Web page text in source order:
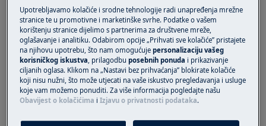
papirnatim ručnicima.
5. Vratite rešetku na kućište.
Upotrebljavamo kolačiće i srodne tehnologije radi unapređenja mrežne
stranice te u promotivne i marketinške svrhe. Podatke o vašem
korištenju stranice dijelimo s partnerima za društvene mreže,
oglašavanje i analitiku. Odabirom opcije „Prihvati sve kolačiće” pristajete
na njihovu upotrebu, što nam omogućujepersonalizaciju vašeg
korisničkog iskustva, prilagodbuposebnih ponuda i prikazivanje
ciljanih oglasa. Klikom na „Nastavi bez prihvaćanja” blokirate kolačiće
koji nisu nužni, što može utjecati na vaše iskustvo pregledavanja i usluge
koje vam možemo ponuditi. Za više informacija pogledajte našu
Obavijest o kolačićima iIzjavu o privatnosti podataka.